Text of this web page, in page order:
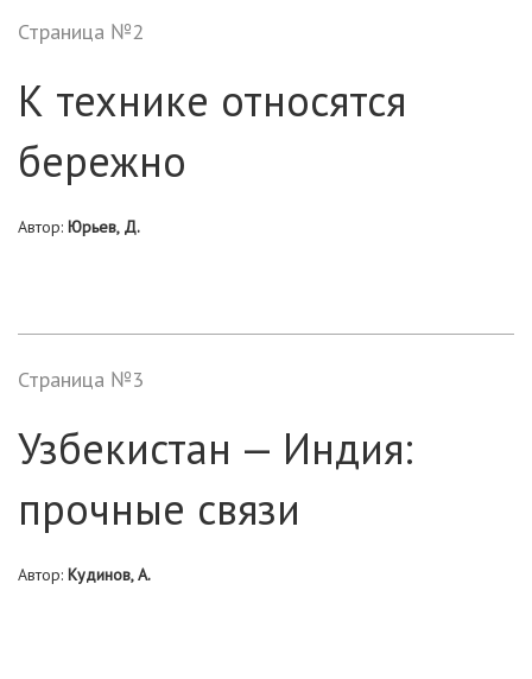
Страница №2
К технике относятся
бережно
Автор: Юрьев, Д.
Страница №3
Узбекистан — Индия:
прочные связи
Автор: Кудинов, А.